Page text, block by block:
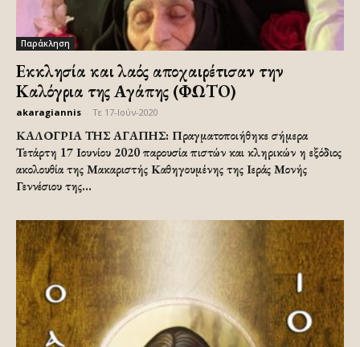
Παράκληση
Εκκλησία και λαός αποχαιρέτισαν την
Καλόγρια της Αγάπης (ΦΩΤΟ)
akaragiannis Τε 17-Ιούν-2020
ΚΑΛΟΓΡΙΑ ΤΗΣ ΑΓΑΠΗΣ: Πραγματοποιήθηκε σήμερα
Τετάρτη 17 Ιουνίου 2020 παρουσία πιστών και κληρικών η εξόδιος
ακολουθία της Μακαριστής Καθηγουμένης της Ιεράς Μονής
Γεννέσιου της...